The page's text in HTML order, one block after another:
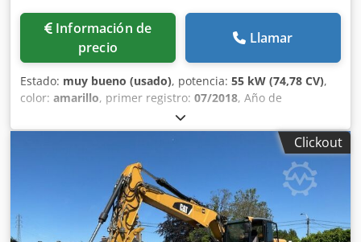
Información de
precio
Llamar
Estado: muy bueno (usado), potencia: 55 kW (74,78 CV),
color: amarillo, primer registro: 07/2018, Año de
, horas de funcionamiento:
Equipamiento:cabina, ordenador de a bordo, Año del
modelo: 2018 Número de cilindros: 3 Peso en vacío: 6.460
kg Número de válvulas: 3 Marcado CE: sí Estado técnico:
muy bueno Estado visual: muy bueno Precio: A consultar
Número de serie: CAT0908MAH8803391 = Otras opciones y
equipamiento = - 3ª válvula - Cabina cerrada Dkodpfey A
Tn Hex Ah Rsr - Engrase centralizado
Clickout